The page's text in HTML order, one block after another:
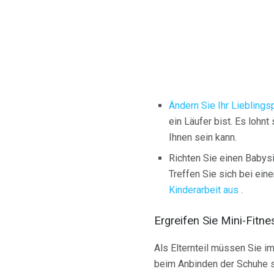
Ändern Sie Ihr
ein Läufer bist. Es lohnt
Ihnen sein kann.
Richten Sie einen
Treffen Sie sich bei
Kinderarbeit aus .
Ergreifen Sie Mini-
Als Elternteil müssen Sie
beim Anbinden der